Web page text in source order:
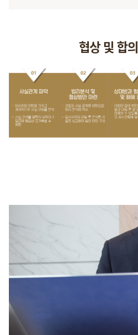
협상 및 합의